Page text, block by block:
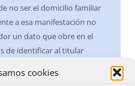
cookies
no ser el domicilio familiar
a esa manifestación no
un dato que obre en el
de identificar al titular
cuanto ni tal dato es objeto